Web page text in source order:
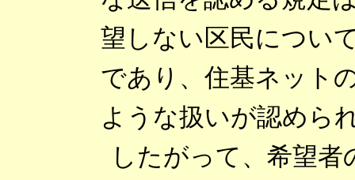
望しない区民につい
であり、住基ネット
ような扱いが認めら
したがって、希望